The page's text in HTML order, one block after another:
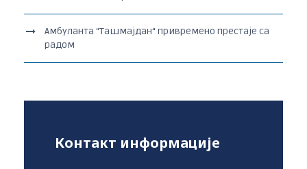
Амбуланта “Ташмајдан“ привремено престаје са
радом
Контакт информације